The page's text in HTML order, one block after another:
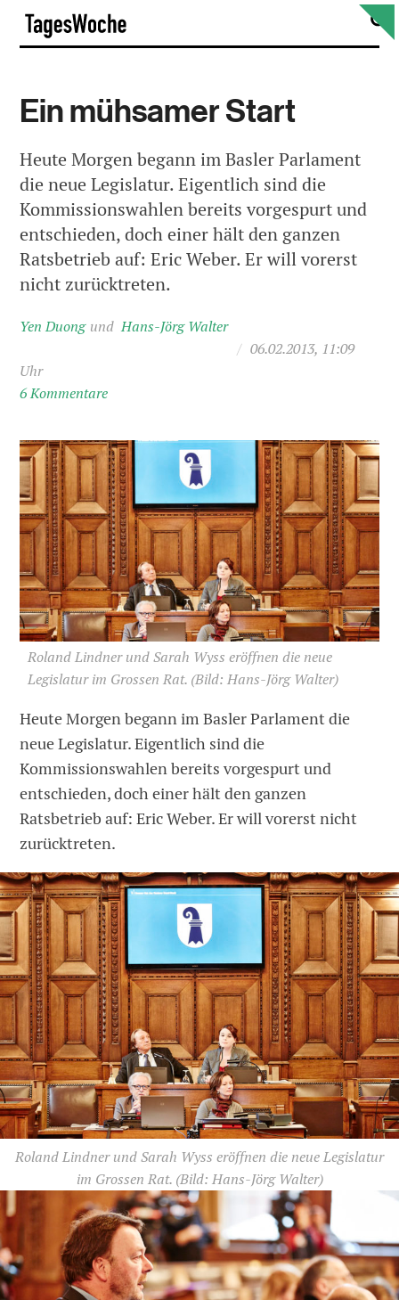
Skip
content
Ein mühsamer Start
Heute Morgen begann im Basler Parlament
die neue Legislatur. Eigentlich sind die
Kommissionswahlen bereits vorgespurt und
entschieden, doch einer hält den ganzen
Ratsbetrieb auf: Eric Weber. Er will vorerst
nicht zurücktreten.
Yen Duong
Hans-Jörg Walter
/ 06.02.2013, 11:09
Uhr
6 Kommentare
Roland Lindner und Sarah Wyss eröffnen die neue
Legislatur im Grossen Rat. (Bild: Hans-Jörg Walter)
Heute Morgen begann im Basler Parlament die
neue Legislatur. Eigentlich sind die
Kommissionswahlen bereits vorgespurt und
entschieden, doch einer hält den ganzen
Ratsbetrieb auf: Eric Weber. Er will vorerst nicht
zurücktreten.
Roland Lindner und Sarah Wyss eröffnen die neue Legislatur
im Grossen Rat. (Bild: Hans-Jörg Walter)